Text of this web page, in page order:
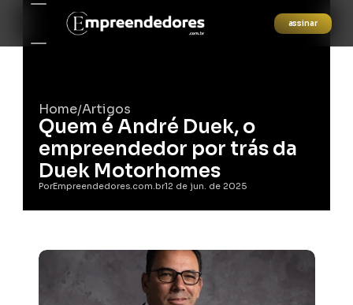
assinar
Home/Artigos
Quem é André Duek, o
empreendedor por trás da
Duek Motorhomes
PorEmpreendedores.com.br12 de jun. de 2025